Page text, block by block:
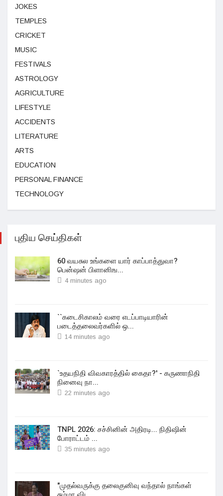
JOKES
TEMPLES
CRICKET
MUSIC
FESTIVALS
ASTROLOGY
AGRICULTURE
LIFESTYLE
ACCIDENTS
LITERATURE
ARTS
EDUCATION
PERSONAL FINANCE
TECHNOLOGY
புதிய செய்திகள்
60 வயசுல உங்களை யார் காப்பாத்துவா?
பென்ஷன் பிளானிங...
4 minutes ago
``கடைசிகாலம் வரை எடப்பாடியாரின்
படைத்தலைவர்களில் ஒ...
14 minutes ago
`உதயநிதி விவகாரத்தில் கைதா?' - கருணாநிதி
நினைவு நா...
22 minutes ago
TNPL 2026: சச்சினின் அதிரடி... நிதிஷின்
போராட்டம் ...
35 minutes ago
"முதல்வருக்கு தலைகுனிவு வந்தால் நாங்கள்